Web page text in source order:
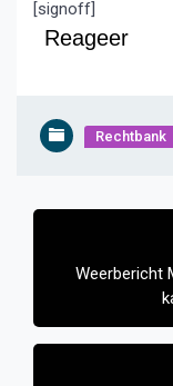
[signoff]
Reageer
Rechtbank
Bericht
Weerbericht